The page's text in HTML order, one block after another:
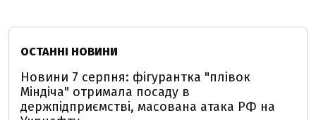
ОСТАННІ НОВИНИ
Новини 7 серпня: фігурантка "плівок
Міндіча" отримала посаду в
держпідприємстві, масована атака РФ на